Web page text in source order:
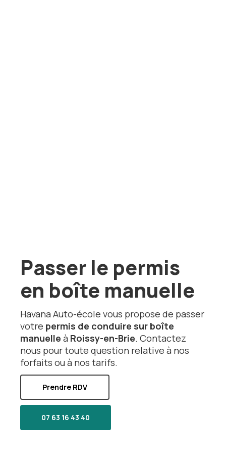
Passer le permis
en boîte manuelle
Havana Auto-école vous propose de passer
votre permis de conduire sur boîte
manuelle à Roissy-en-Brie. Contactez
nous pour toute question relative à nos
forfaits ou à nos tarifs.
Prendre RDV
07 63 16 43 40